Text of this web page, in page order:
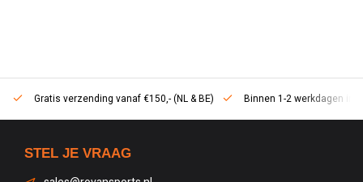
Gratis verzending vanaf €150,- (NL & BE) Binnen 1-2 werkdagen in
STEL JE VRAAG